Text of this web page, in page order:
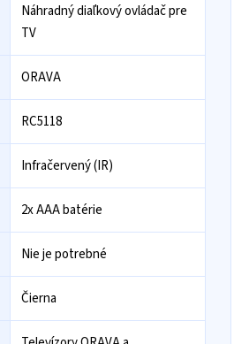
Náhradný diaľkový ovládač pre
TV
ORAVA
RC5118
Infračervený (IR)
2x AAA batérie
Nie je potrebné
Čierna